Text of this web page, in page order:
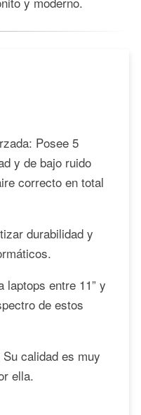
Posee 5
y de bajo ruido
correcto en total
durabilidad y
laptops entre 11” y
de estos
calidad es muy
ella.